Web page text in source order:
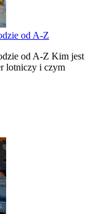
od A-Z
od A-Z Kim jest
lotniczy i czym